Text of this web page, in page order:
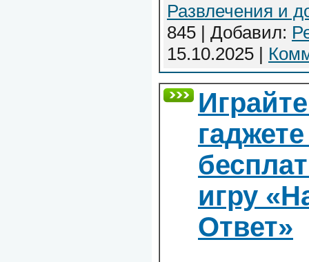
Развлечения и
845 | Добавил:
15.10.2025 |
игру
Ответ»